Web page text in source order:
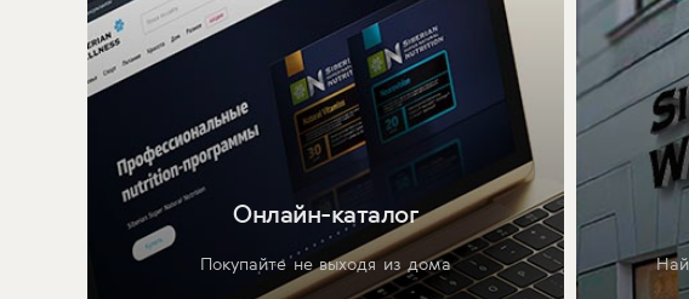
Онлайн-каталог
Покупайте не выходя из дома